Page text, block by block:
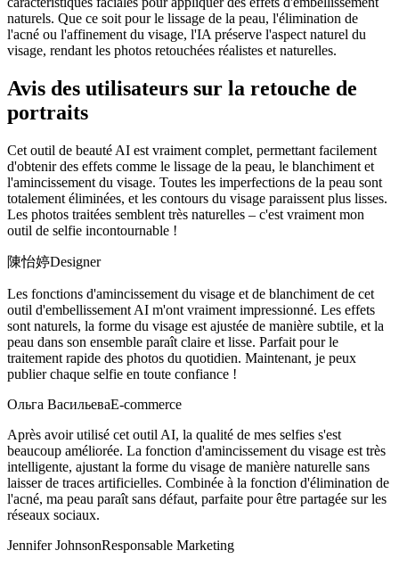
naturels. Que ce soit pour le lissage de la peau, l'élimination de
l'acné ou l'affinement du visage, l'IA préserve l'aspect naturel du
visage, rendant les photos retouchées réalistes et naturelles.
Avis des utilisateurs sur la retouche de
portraits
Cet outil de beauté AI est vraiment complet, permettant facilement
d'obtenir des effets comme le lissage de la peau, le blanchiment et
l'amincissement du visage. Toutes les imperfections de la peau sont
totalement éliminées, et les contours du visage paraissent plus lisses.
Les photos traitées semblent très naturelles – c'est vraiment mon
outil de selfie incontournable !
陳怡婷Designer
Les fonctions d'amincissement du visage et de blanchiment de cet
outil d'embellissement AI m'ont vraiment impressionné. Les effets
sont naturels, la forme du visage est ajustée de manière subtile, et la
peau dans son ensemble paraît claire et lisse. Parfait pour le
traitement rapide des photos du quotidien. Maintenant, je peux
publier chaque selfie en toute confiance !
Ольга ВасильеваE-commerce
Après avoir utilisé cet outil AI, la qualité de mes selfies s'est
beaucoup améliorée. La fonction d'amincissement du visage est très
intelligente, ajustant la forme du visage de manière naturelle sans
laisser de traces artificielles. Combinée à la fonction d'élimination de
l'acné, ma peau paraît sans défaut, parfaite pour être partagée sur les
réseaux sociaux.
Jennifer JohnsonResponsable Marketing